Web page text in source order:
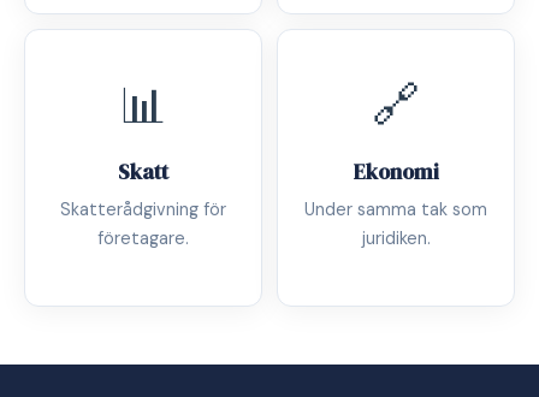
📊
Skatt
Skatterådgivning för
företagare.
🔗
Ekonomi
Under samma tak som
juridiken.